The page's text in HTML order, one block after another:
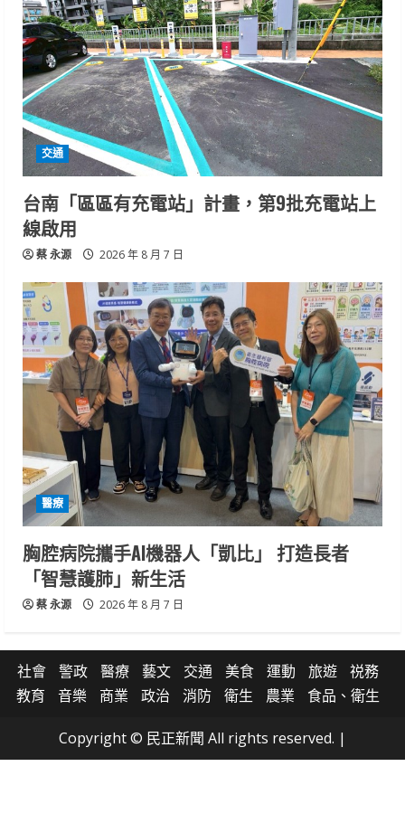
交通
台南「區區有充電站」計畫，第9批充電站上
線啟用
蔡 永源 2026 年 8 月 7 日
醫療
胸腔病院攜手AI機器人「凱比」 打造長者
「智慧護肺」新生活
蔡 永源 2026 年 8 月 7 日
社會 警政 醫療 藝文 交通 美食 運動 旅遊
祱務
教育
音樂 商業 政治 消防 衛生 農業 食品、衛生
Copyright © 民正新聞 All rights reserved. |